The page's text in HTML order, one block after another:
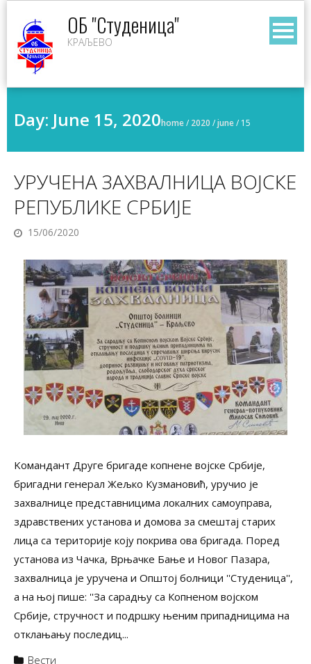
content
ОБ "Студеница"
КРАЉЕВО
Day: June 15, 2020home/ 2020 /june/ 15
УРУЧЕНА ЗАХВАЛНИЦА ВОЈСКЕ
РЕПУБЛИКЕ СРБИЈЕ
15/06/2020
Kомандант Друге бригаде копнене војске Србије,
бригадни генерал Жељко Кузмановић, уручио је
захвалнице представницима локалних самоуправа,
здравствених установа и домова за смештај старих
лица са територије коју покрива ова бригада. Поред
установа из Чачка, Врњачке Бање и Новог Пазара,
захвалница је уручена и Општој болници ''Студеница'',
а на њој пише: ''За сарадњу са Копненом војском
Србије, стручност и подршку њеним припадницима на
отклањању последиц...
Вести